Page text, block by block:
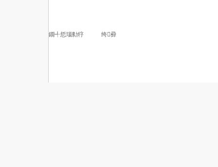
鐗╃悊瑙勬牸 绔彛